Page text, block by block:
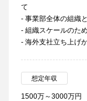
て
- 事業部全体の組織
- 組織スケールのた
- 海外支社立ち上げ
想定年収
1500万～3000万円